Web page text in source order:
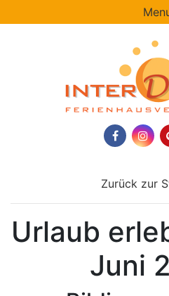
Zurück zur
Urlaub
Juni